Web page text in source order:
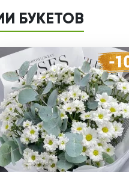
БУКЕТОВ